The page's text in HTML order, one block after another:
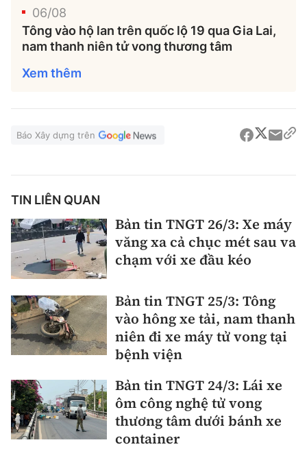
Giải trí - Thể thao
Giấy phép số: 03/GP-BVHTTDL, cấp ngày 1/4/2025.
Tòa soạn: Số 2 Nguyễn Công Hoan, phường Giảng Võ,
Hà Nội.
Tổng biên tập:
Email:bandoc@baoxaydung.vn
chấp thuận bằng văn bản.
Thông tin tòa
soạn
06/08
Tông vào hộ lan trên quốc lộ 19 qua Gia Lai,
nam thanh niên tử vong thương tâm
Xem thêm
Báo Xây dựng trên
TIN LIÊN QUAN
Bản tin TNGT 26/3: Xe máy
văng xa cả chục mét sau va
chạm với xe đầu kéo
Bản tin TNGT 25/3: Tông
vào hông xe tải, nam thanh
niên đi xe máy tử vong tại
bệnh viện
Bản tin TNGT 24/3: Lái xe
ôm công nghệ tử vong
thương tâm dưới bánh xe
container